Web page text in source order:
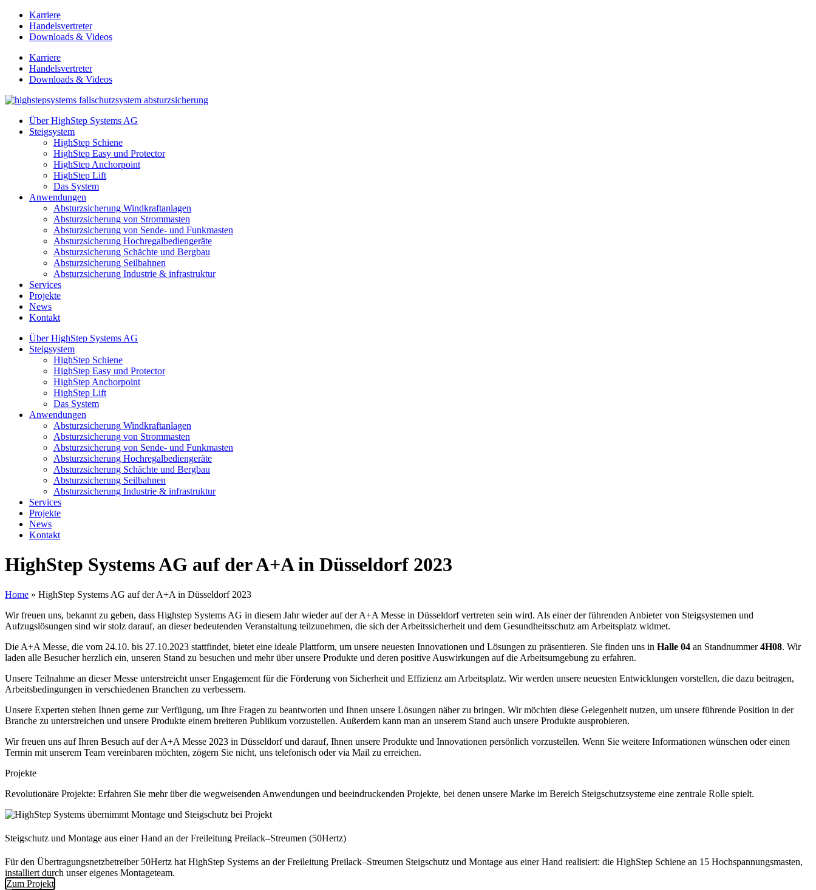
Zum
Inhalt
springen
Karriere
Handelsvertreter
Downloads & Videos
Karriere
Handelsvertreter
Downloads & Videos
Über HighStep Systems AG
Steigsystem
HighStep Schiene
HighStep Easy und Protector
HighStep Anchorpoint
HighStep Lift
Das System
Anwendungen
Absturzsicherung Windkraftanlagen
Absturzsicherung von Strommasten
Absturzsicherung von Sende- und Funkmasten
Absturzsicherung Hochregalbediengeräte
Absturzsicherung Schächte und Bergbau
Absturzsicherung Seilbahnen
Absturzsicherung Industrie & infrastruktur
Services
Projekte
News
Kontakt
Über HighStep Systems AG
Steigsystem
HighStep Schiene
HighStep Easy und Protector
HighStep Anchorpoint
HighStep Lift
Das System
Anwendungen
Absturzsicherung Windkraftanlagen
Absturzsicherung von Strommasten
Absturzsicherung von Sende- und Funkmasten
Absturzsicherung Hochregalbediengeräte
Absturzsicherung Schächte und Bergbau
Absturzsicherung Seilbahnen
Absturzsicherung Industrie & infrastruktur
Services
Projekte
News
Kontakt
HighStep Systems AG auf der A+A in Düsseldorf 2023
Home » HighStep Systems AG auf der A+A in Düsseldorf 2023
Wir freuen uns, bekannt zu geben, dass Highstep Systems AG in diesem Jahr wieder auf der A+A Messe in Düsseldorf vertreten sein wird. Als einer der führenden Anbieter von Steigsystemen und
Aufzugslösungen sind wir stolz darauf, an dieser bedeutenden Veranstaltung teilzunehmen, die sich der Arbeitssicherheit und dem Gesundheitsschutz am Arbeitsplatz widmet.
Die A+A Messe, die vom 24.10. bis 27.10.2023 stattfindet, bietet eine ideale Plattform, um unsere neuesten Innovationen und Lösungen zu präsentieren. Sie finden uns in Halle 04 an Standnummer4H08. Wir
laden alle Besucher herzlich ein, unseren Stand zu besuchen und mehr über unsere Produkte und deren positive Auswirkungen auf die Arbeitsumgebung zu erfahren.
Unsere Teilnahme an dieser Messe unterstreicht unser Engagement für die Förderung von Sicherheit und Effizienz am Arbeitsplatz. Wir werden unsere neuesten Entwicklungen vorstellen, die dazu beitragen,
Arbeitsbedingungen in verschiedenen Branchen zu verbessern.
Unsere Experten stehen Ihnen gerne zur Verfügung, um Ihre Fragen zu beantworten und Ihnen unsere Lösungen näher zu bringen. Wir möchten diese Gelegenheit nutzen, um unsere führende Position in der
Branche zu unterstreichen und unsere Produkte einem breiteren Publikum vorzustellen. Außerdem kann man an unserem Stand auch unsere Produkte ausprobieren.
Wir freuen uns auf Ihren Besuch auf der A+A Messe 2023 in Düsseldorf und darauf, Ihnen unsere Produkte und Innovationen persönlich vorzustellen. Wenn Sie weitere Informationen wünschen oder einen
Termin mit unserem Team vereinbaren möchten, zögern Sie nicht, uns telefonisch oder via Mail zu erreichen.
Projekte
Revolutionäre Projekte: Erfahren Sie mehr über die wegweisenden Anwendungen und beeindruckenden Projekte, bei denen unsere Marke im Bereich Steigschutzsysteme eine zentrale Rolle spielt.
Steigschutz und Montage aus einer Hand an der Freileitung Preilack–Streumen (50Hertz)
Für den Übertragungsnetzbetreiber 50Hertz hat HighStep Systems an der Freileitung Preilack–Streumen Steigschutz und Montage aus einer Hand realisiert: die HighStep Schiene an 15 Hochspannungsmasten,
installiert durch unser eigenes Montageteam.
Zum Projekt